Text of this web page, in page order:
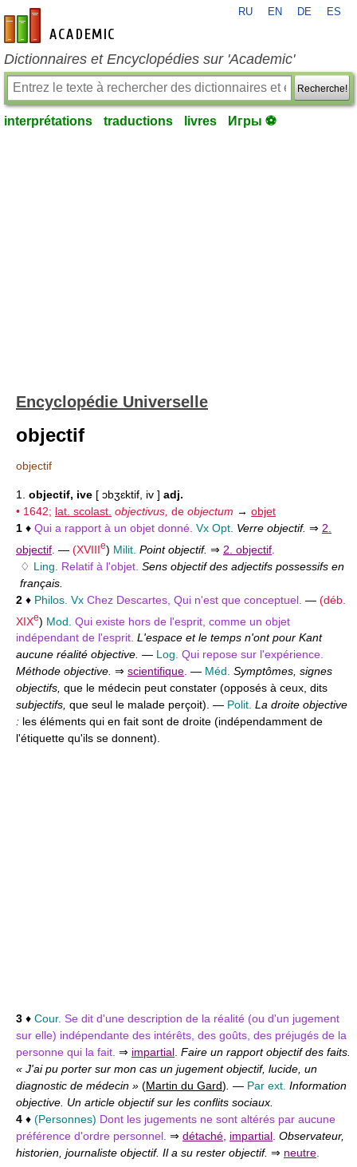
fr-academic.com
RU EN DE ES
Dictionnaires et Encyclopédies sur 'Academic'
Recherche!
interprétations traductions livres Игры ⚽
Encyclopédie Universelle
objectif
objectif
1. objectif, ive [ ɔbʒɛktif, iv ] adj.
• 1642; lat. scolast. objectivus, de objectum → objet
1 ♦ Qui a rapport à un objet donné. Vx Opt. Verre objectif. ⇒ 2.
objectif — (XVIIIe) Milit. Point objectif. ⇒ 2. objectif
♢ Ling. Relatif à l'objet. Sens objectif des adjectifs possessifs en
français.
2 ♦ Philos. Vx Chez Descartes, Qui n'est que conceptuel. — (déb.
XIXe) Mod. Qui existe hors de l'esprit, comme un objet
indépendant de l'esprit. L'espace et le temps n'ont pour Kant
aucune réalité objective. — Log. Qui repose sur l'expérience.
Méthode objective. ⇒ scientifique. — Méd. Symptômes, signes
objectifs, que le médecin peut constater (opposés à ceux, dits
subjectifs, que seul le malade perçoit). — Polit. La droite objective
: les éléments qui en fait sont de droite (indépendamment de
l'étiquette qu'ils se donnent).
3 ♦ Cour. Se dit d'une description de la réalité (ou d'un jugement
sur elle) indépendante des intérêts, des goûts, des préjugés de la
personne qui la fait. ⇒ impartial. Faire un rapport objectif des faits.
« J'ai pu porter sur mon cas un jugement objectif, lucide, un
diagnostic de médecin » (Martin du Gard). — Par ext. Information
objective. Un article objectif sur les conflits sociaux.
4 ♦ (Personnes) Dont les jugements ne sont altérés par aucune
préférence d'ordre personnel. ⇒ détaché, impartial. Observateur,
historien, journaliste objectif. Il a su rester objectif. ⇒ neutre.